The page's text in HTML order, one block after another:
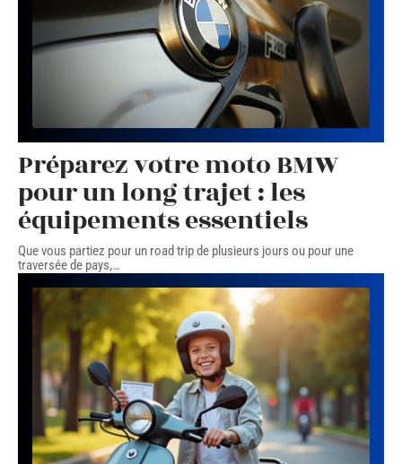
Préparez votre moto BMW
pour un long trajet : les
équipements essentiels
Que vous partiez pour un road trip de plusieurs jours ou pour une
traversée de pays,…